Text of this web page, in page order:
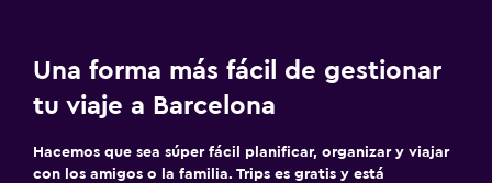
Una forma más fácil de gestionar
tu viaje a Barcelona
Hacemos que sea súper fácil planificar, organizar y viajar
con los amigos o la familia. Trips es gratis y está